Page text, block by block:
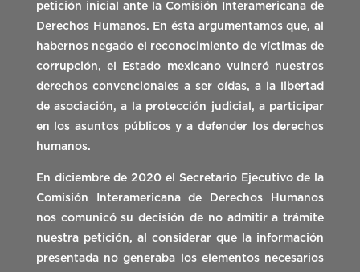
petición inicial ante la Comisión Interamericana de
Derechos Humanos. En ésta argumentamos que, al
habernos negado el reconocimiento de víctimas de
corrupción, el Estado mexicano vulneró nuestros
derechos convencionales a ser oídas, a la libertad
de asociación, a la protección judicial, a participar
en los asuntos públicos y a defender los derechos
humanos.
En diciembre de 2020 el Secretario Ejecutivo de la
Comisión Interamericana de Derechos Humanos
nos comunicó su decisión de no admitir a trámite
nuestra petición, al considerar que la información
presentada no generaba los elementos necesarios